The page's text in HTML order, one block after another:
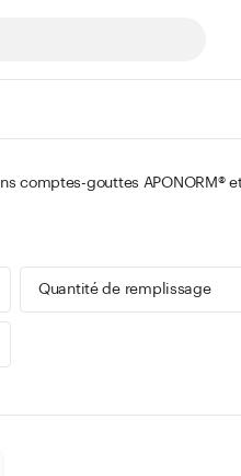
comptes-gouttes APONORM®
Quantité de remplissage
0 - 99 ml